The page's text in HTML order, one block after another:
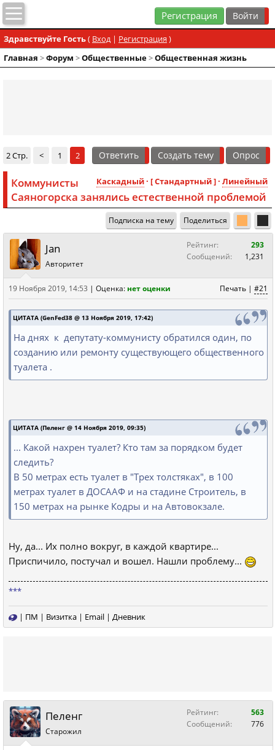
Регистрация
Здравствуйте Гость( Вход| Регистрация )
Главная >Форум >Общественные>Общественная жизнь
Ответить Создать тему Опрос
2 Стр. < 1 2
Каскадный· [ Стандартный ] · Линейный
Коммунисты
Саяногорска занялись естественной проблемой
Подписка на тему Поделиться
Jan
Авторитет
Рейтинг:
293
Сообщений:
1,231
Печать | #21
19 Ноября 2019, 14:53 | Оценка: нет оценки
ЦИТАТА (GenFed38 @ 13 Ноября 2019, 17:42)
На днях к депутату-коммунисту обратился один, по
созданию или ремонту существующего общественного
туалета .
ЦИТАТА (Пеленг @ 14 Ноября 2019, 09:35)
... Какой нахрен туалет? Кто там за порядком будет
следить?
В 50 метрах есть туалет в "Трех толстяках", в 100
метрах туалет в ДОСААФ и на стадине Строитель, в
150 метрах на рынке Кодры и на Автовокзале.
Ну, да... Их полно вокруг, в каждой квартире...
Приспичило, постучал и вошел. Нашли проблему...
***
| ПМ | Визитка | Email | Дневник
Пеленг
Старожил
Рейтинг:
563
Сообщений:
776